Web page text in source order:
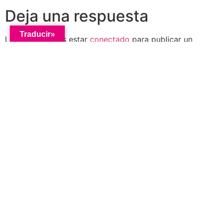
Deja una respuesta
Lo siento, debes estar conectado para publicar un
Traducir»